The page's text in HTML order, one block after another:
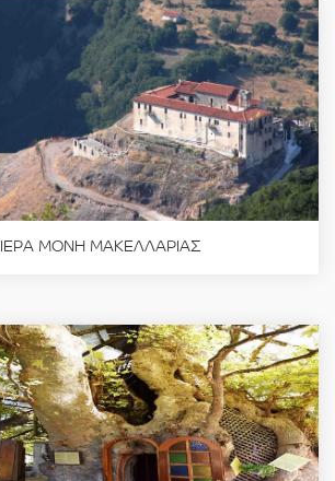
ΙΕΡΑ ΜΟΝΗ ΜΑΚΕΛΛΑΡΙΑΣ